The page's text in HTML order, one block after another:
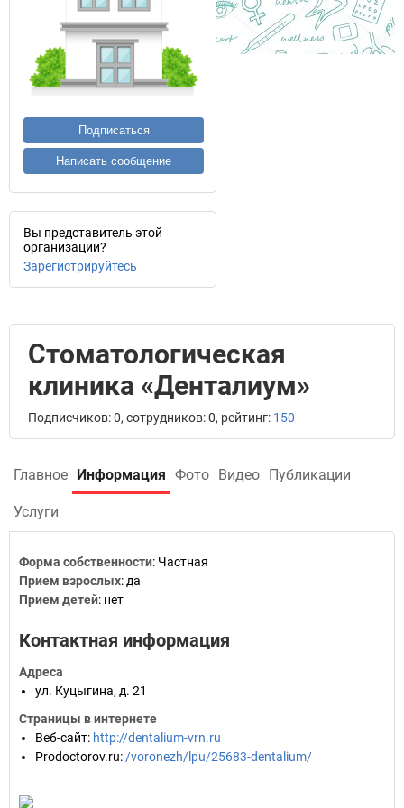
Подписаться
Написать сообщение
Вы представитель этой
организации?
Зарегистрируйтесь
Стоматологическая
клиника «Денталиум»
Подписчиков: 0, сотрудников: 0, рейтинг: 150
Главное Информация Фото Видео Публикации
Услуги
Форма собственности: Частная
Прием взрослых: да
Прием детей: нет
Контактная информация
Адреса
ул. Куцыгина, д. 21
Страницы в интернете
Веб-сайт: http://dentalium-vrn.ru
Prodoctorov.ru: /voronezh/lpu/25683-dentalium/